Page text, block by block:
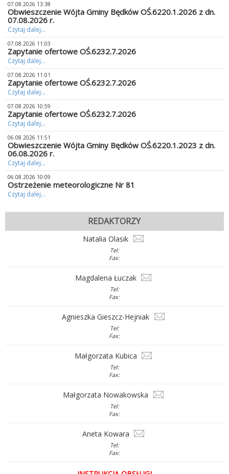
07.08.2026 13:38
Obwieszczenie Wójta Gminy Będków OŚ.6220.1.2026 z dn.
07.08.2026 r.
Czytaj dalej...
07.08.2026 11:03
Zapytanie ofertowe OŚ.6232.7.2026
Czytaj dalej...
07.08.2026 11:01
Zapytanie ofertowe OŚ.6232.7.2026
Czytaj dalej...
07.08.2026 10:59
Zapytanie ofertowe OŚ.6232.7.2026
Czytaj dalej...
06.08.2026 11:51
Obwieszczenie Wójta Gminy Będków OŚ.6220.1.2023 z dn.
06.08.2026 r.
Czytaj dalej...
06.08.2026 10:09
Ostrzeżenie meteorologiczne Nr 81
Czytaj dalej...
REDAKTORZY
Natalia Olasik
Tel:
Fax:
Magdalena Łuczak
Tel:
Fax:
Agnieszka Gieszcz-Hejniak
Tel:
Fax:
Małgorzata Kubica
Tel:
Fax:
Małgorzata Nowakowska
Tel:
Fax:
Aneta Kowara
Tel:
Fax: